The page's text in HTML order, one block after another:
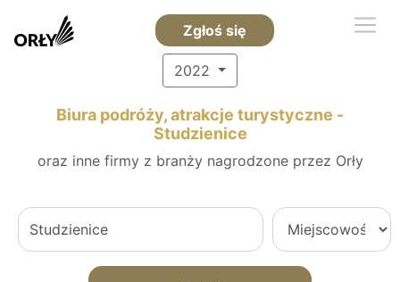
Zgłoś się
2022
Biura podróży, atrakcje turystyczne -
Studzienice
oraz inne firmy z branży nagrodzone przez Orły